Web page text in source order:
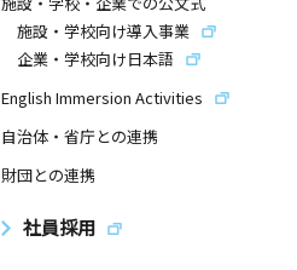
施設・学校向け導入事業
企業・学校向け日本語
English Immersion Activities
自治体・省庁との連携
財団との連携
社員採用